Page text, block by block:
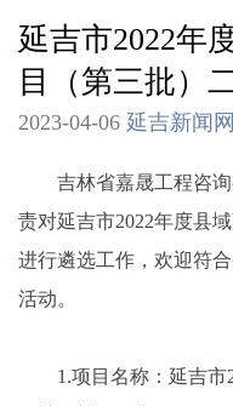
延吉市2022年
目（第三批）
2023-04-06 延吉新闻网
吉林省嘉晟工程咨询
责对延吉市2022年度县
进行遴选工作，欢迎符
活动。
1.项目名称：延吉市